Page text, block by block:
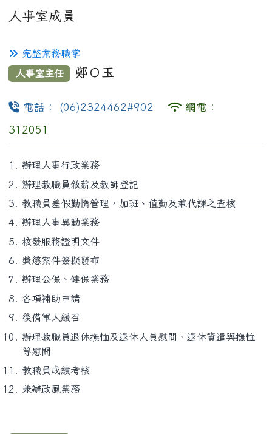
人事室成員
完整業務職掌
人事室主任 鄭Ｏ玉
電話： (06)2324462#902 網電：
312051
辦理人事行政業務
辦理教職員敘薪及教師登記
教職員差假勤惰管理，加班、值勤及兼代課之查核
辦理人事異動業務
核發服務證明文件
獎懲案件簽擬發布
辦理公保、健保業務
各項補助申請
後備軍人緩召
辦理教職員退休撫恤及退休人員慰問、退休資遣與撫恤
等慰問
教職員成績考核
兼辦政風業務